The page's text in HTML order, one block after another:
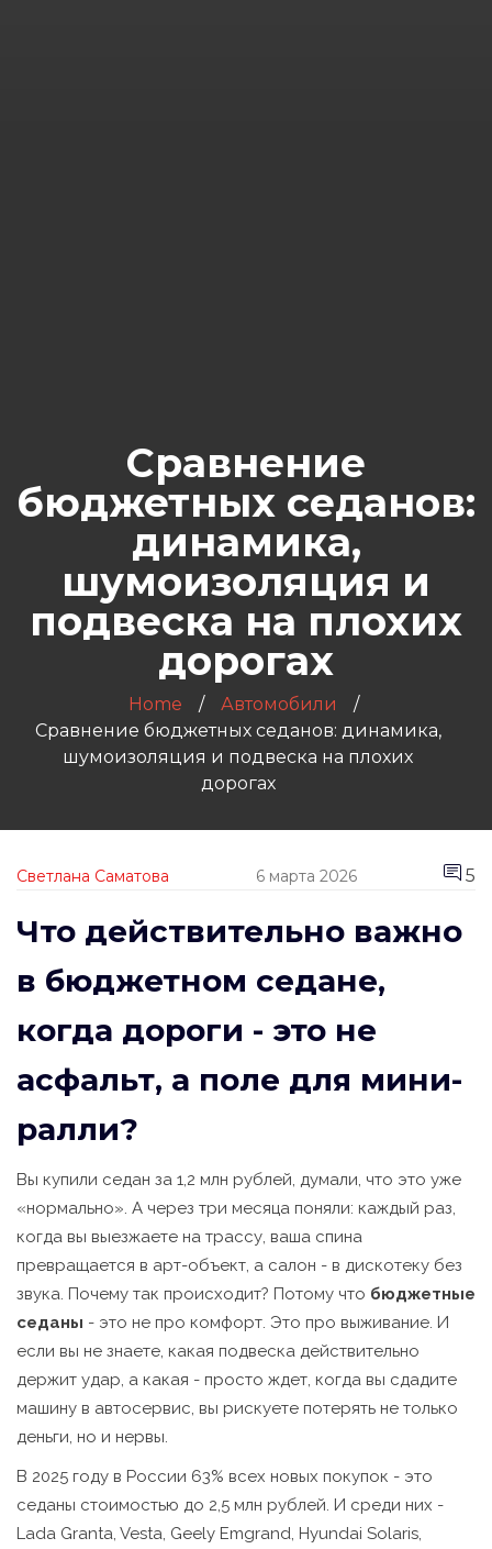
Сравнение
бюджетных седанов:
динамика,
шумоизоляция и
подвеска на плохих
дорогах
Home
Автомобили
Сравнение бюджетных седанов: динамика,
шумоизоляция и подвеска на плохих
дорогах
Светлана Саматова 6 марта 2026 5
Что действительно важно
в бюджетном седане,
когда дороги - это не
асфальт, а поле для мини-
ралли?
Вы купили седан за 1,2 млн рублей, думали, что это уже
«нормально». А через три месяца поняли: каждый раз,
когда вы выезжаете на трассу, ваша спина
превращается в арт-объект, а салон - в дискотеку без
звука. Почему так происходит? Потому что бюджетные
седаны - это не про комфорт. Это про выживание. И
если вы не знаете, какая подвеска действительно
держит удар, а какая - просто ждет, когда вы сдадите
машину в автосервис, вы рискуете потерять не только
деньги, но и нервы.
В 2025 году в России 63% всех новых покупок - это
седаны стоимостью до 2,5 млн рублей. И среди них -
Lada Granta, Vesta, Geely Emgrand, Hyundai Solaris,